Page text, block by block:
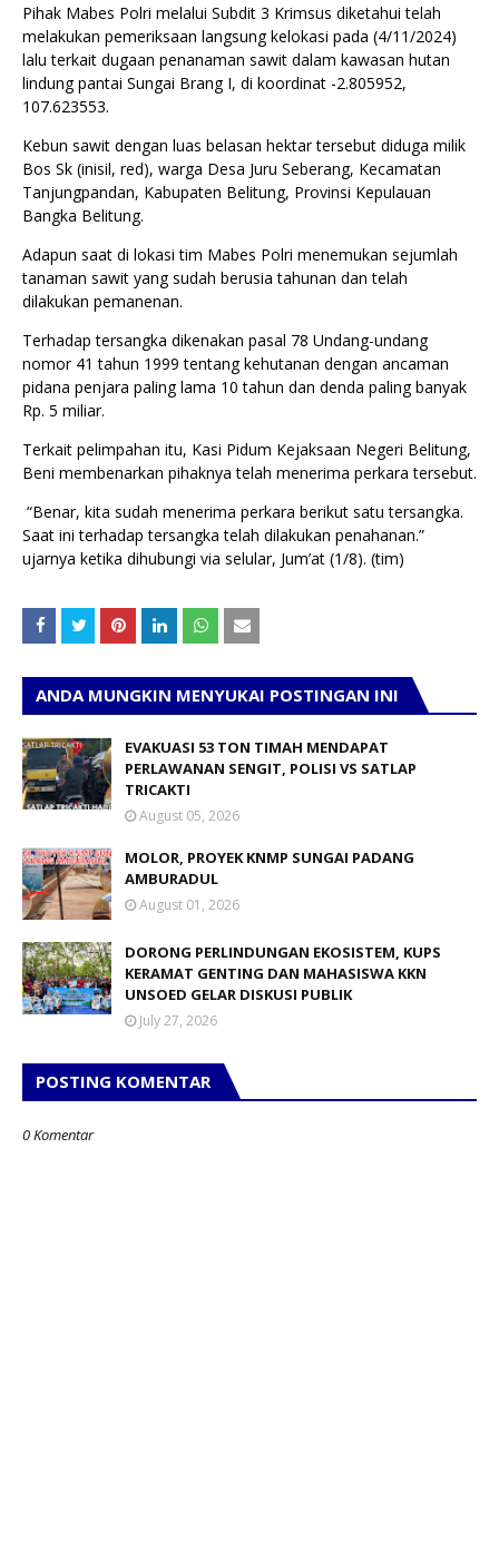
Pihak Mabes Polri melalui Subdit 3 Krimsus diketahui telah
melakukan pemeriksaan langsung kelokasi pada (4/11/2024)
lalu terkait dugaan penanaman sawit dalam kawasan hutan
lindung pantai Sungai Brang I, di koordinat -2.805952,
107.623553.
Kebun sawit dengan luas belasan hektar tersebut diduga milik
Bos Sk (inisil, red), warga Desa Juru Seberang, Kecamatan
Tanjungpandan, Kabupaten Belitung, Provinsi Kepulauan
Bangka Belitung.
Adapun saat di lokasi tim Mabes Polri menemukan sejumlah
tanaman sawit yang sudah berusia tahunan dan telah
dilakukan pemanenan.
Terhadap tersangka dikenakan pasal 78 Undang-undang
nomor 41 tahun 1999 tentang kehutanan dengan ancaman
pidana penjara paling lama 10 tahun dan denda paling banyak
Rp. 5 miliar.
Terkait pelimpahan itu, Kasi Pidum Kejaksaan Negeri Belitung,
Beni membenarkan pihaknya telah menerima perkara tersebut.
“Benar, kita sudah menerima perkara berikut satu tersangka.
Saat ini terhadap tersangka telah dilakukan penahanan.”
ujarnya ketika dihubungi via selular, Jum’at (1/8). (tim)
ANDA MUNGKIN MENYUKAI POSTINGAN INI
EVAKUASI 53 TON TIMAH MENDAPAT
PERLAWANAN SENGIT, POLISI VS SATLAP
TRICAKTI
August 05, 2026
MOLOR, PROYEK KNMP SUNGAI PADANG
AMBURADUL
August 01, 2026
DORONG PERLINDUNGAN EKOSISTEM, KUPS
KERAMAT GENTING DAN MAHASISWA KKN
UNSOED GELAR DISKUSI PUBLIK
July 27, 2026
POSTING KOMENTAR
0 Komentar